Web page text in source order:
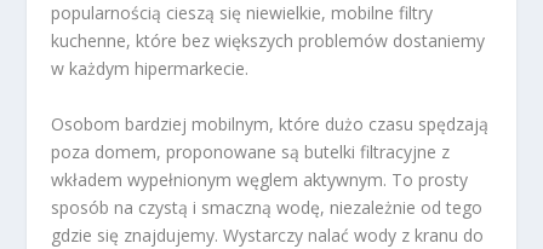
popularnością cieszą się niewielkie, mobilne filtry
kuchenne, które bez większych problemów dostaniemy
w każdym hipermarkecie.
Osobom bardziej mobilnym, które dużo czasu spędzają
poza domem, proponowane są butelki filtracyjne z
wkładem wypełnionym węglem aktywnym. To prosty
sposób na czystą i smaczną wodę, niezależnie od tego
gdzie się znajdujemy. Wystarczy nalać wody z kranu do